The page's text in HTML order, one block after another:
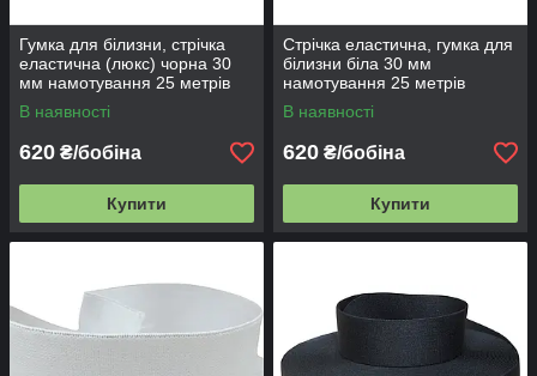
Гумка для білизни, стрічка
еластична (люкс) чорна 30
мм намотування 25 метрів
В наявності
620 ₴/бобіна
Купити
Стрічка еластична, гумка для
білизни біла 30 мм
намотування 25 метрів
В наявності
620 ₴/бобіна
Купити